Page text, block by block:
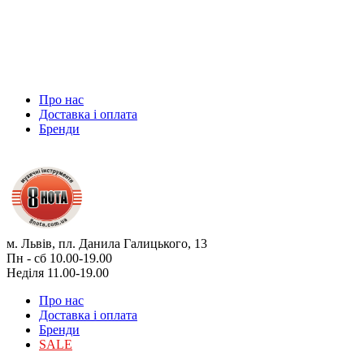
Про нас
Доставка і оплата
Бренди
м. Львів, пл. Данила Галицького, 13
Пн - сб 10.00-19.00
Неділя 11.00-19.00
Про нас
Доставка і оплата
Бренди
SALE